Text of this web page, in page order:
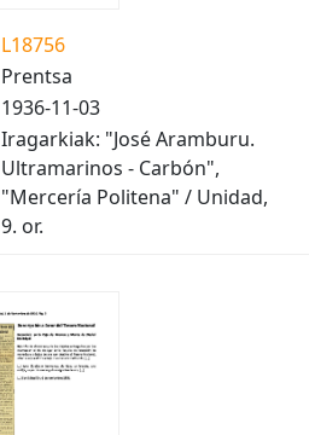
L18756
Prentsa
1936-11-03
Iragarkiak: "José Aramburu.
Ultramarinos - Carbón",
"Mercería Politena" / Unidad,
9. or.